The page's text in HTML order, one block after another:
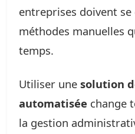
entreprises doivent
méthodes manuelles
temps.
Utiliser une solution
automatisée change
la gestion